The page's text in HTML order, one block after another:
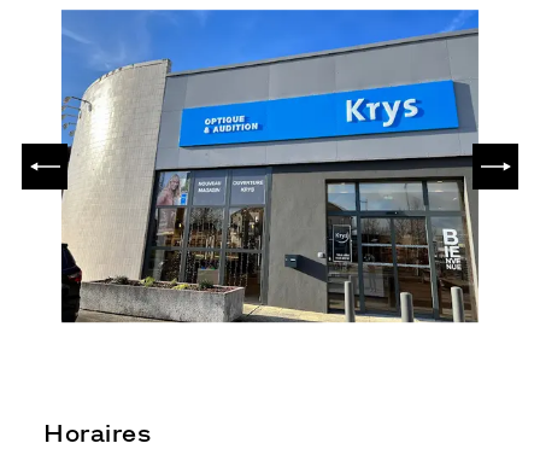
PRÉCÉDENT
Horaires